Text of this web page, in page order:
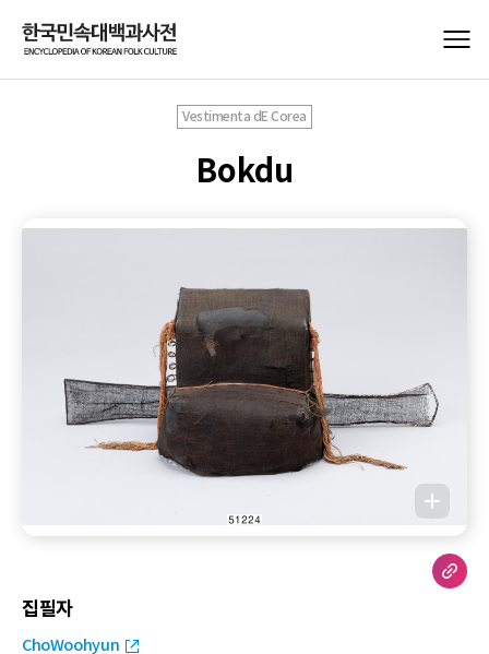
Vestimenta dE Corea
Bokdu
집필자
ChoWoohyun